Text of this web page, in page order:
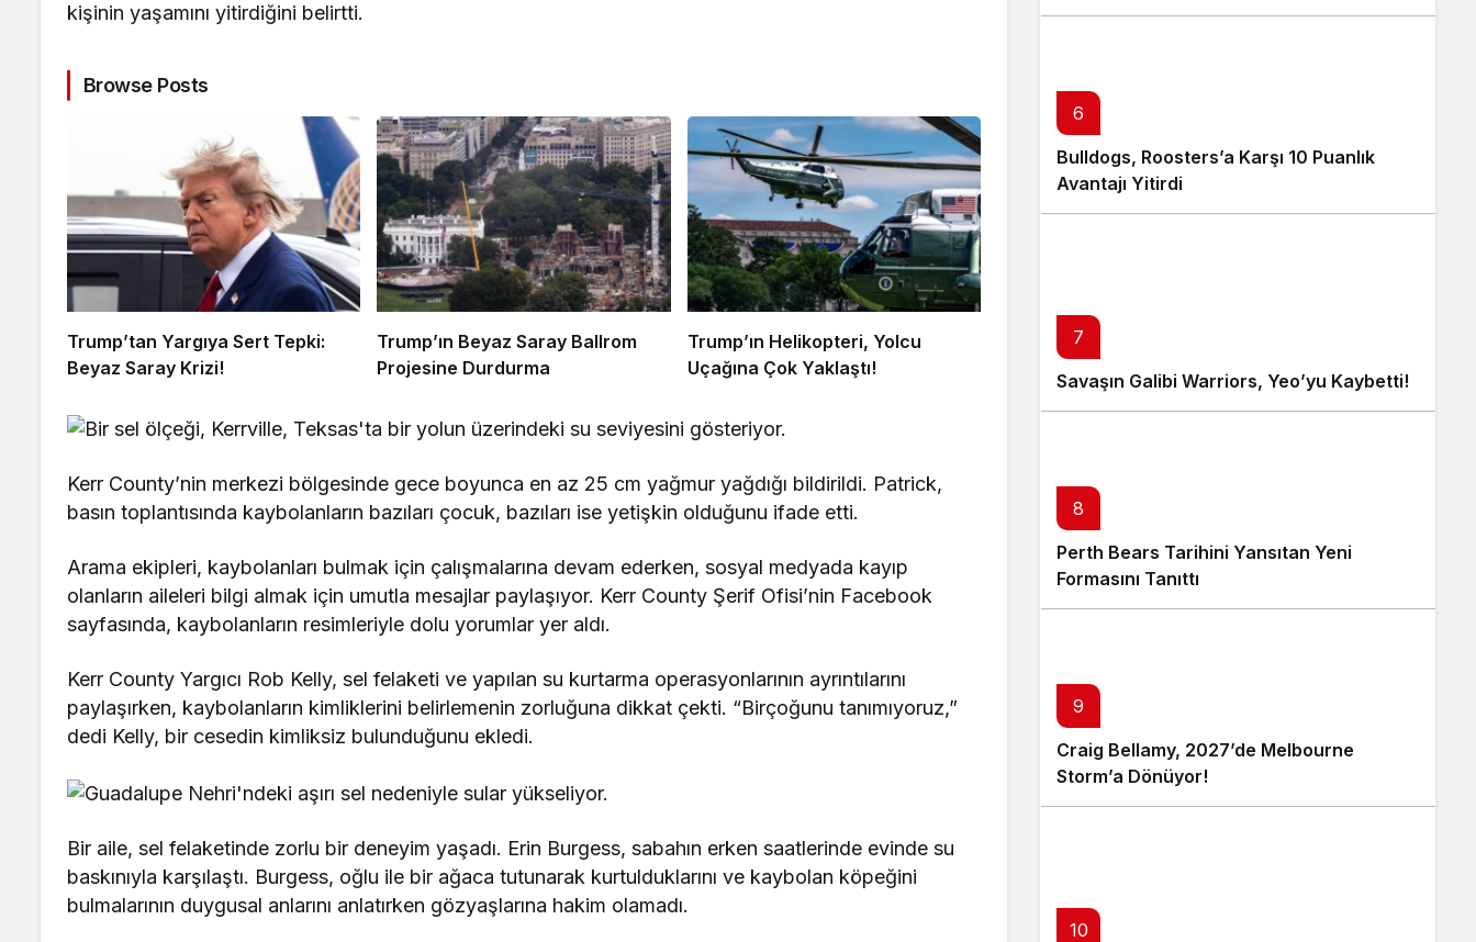
kişinin yaşamını yitirdiğini belirtti.
Browse Posts
Trump’tan Yargıya Sert Tepki:
Beyaz Saray Krizi!
Trump’ın Beyaz Saray Ballrom
Projesine Durdurma
Trump’ın Helikopteri, Yolcu
Uçağına Çok Yaklaştı!
Kerr County’nin merkezi bölgesinde gece boyunca en az 25 cm yağmur yağdığı bildirildi. Patrick,
basın toplantısında kaybolanların bazıları çocuk, bazıları ise yetişkin olduğunu ifade etti.
Arama ekipleri, kaybolanları bulmak için çalışmalarına devam ederken, sosyal medyada kayıp
olanların aileleri bilgi almak için umutla mesajlar paylaşıyor. Kerr County Şerif Ofisi’nin Facebook
sayfasında, kaybolanların resimleriyle dolu yorumlar yer aldı.
Kerr County Yargıcı Rob Kelly, sel felaketi ve yapılan su kurtarma operasyonlarının ayrıntılarını
paylaşırken, kaybolanların kimliklerini belirlemenin zorluğuna dikkat çekti. “Birçoğunu tanımıyoruz,”
dedi Kelly, bir cesedin kimliksiz bulunduğunu ekledi.
Bir aile, sel felaketinde zorlu bir deneyim yaşadı. Erin Burgess, sabahın erken saatlerinde evinde su
baskınıyla karşılaştı. Burgess, oğlu ile bir ağaca tutunarak kurtulduklarını ve kaybolan köpeğini
bulmalarının duygusal anlarını anlatırken gözyaşlarına hakim olamadı.
6
Bulldogs, Roosters’a Karşı 10 Puanlık
Avantajı Yitirdi
7
Savaşın Galibi Warriors, Yeo’yu Kaybetti!
8
Perth Bears Tarihini Yansıtan Yeni
Formasını Tanıttı
9
Craig Bellamy, 2027’de Melbourne
Storm’a Dönüyor!
10